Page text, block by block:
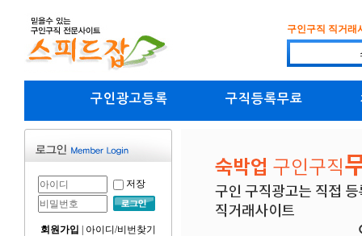
구인구직 직거래
구인광고등록 구직등록무료
저장
회원가입 아이디/비번찾기